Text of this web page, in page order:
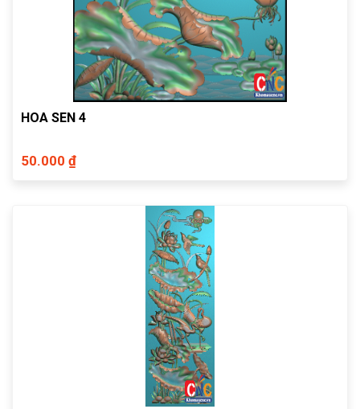
HOA SEN 4
50.000 ₫